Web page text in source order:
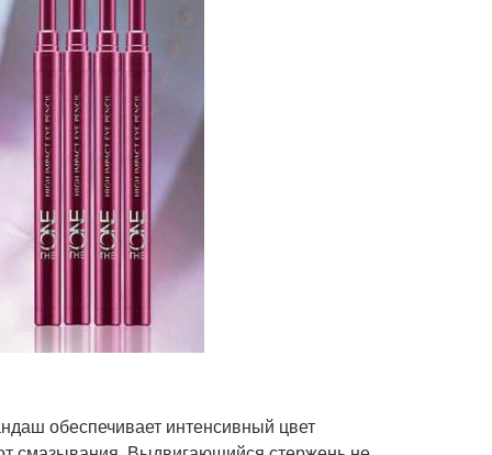
обеспечивает интенсивный цвет